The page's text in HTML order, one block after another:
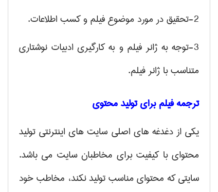
2-تحقیق در مورد موضوع فیلم و کسب اطلاعات.
3-توجه به ژانر فیلم و به کارگیری ادبیات نوشتاری
متناسب با ژانر فیلم.
ترجمه فیلم برای تولید محتوی
یکی از دغدغه های اصلی سایت های اینترنتی تولید
محتوای با کیفیت برای مخاطبان سایت می باشد.
سایتی که محتوای مناسب تولید نکند، مخاطب خود